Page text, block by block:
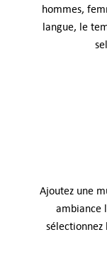
hommes,
langue, le
Ajoutez une
ambiance
sélectionnez